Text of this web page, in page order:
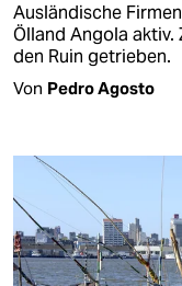
Ausländische
Ölland Angola aktiv.
den Ruin getrieben.
Von Pedro Agosto